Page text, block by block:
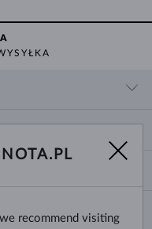
recommend visiting